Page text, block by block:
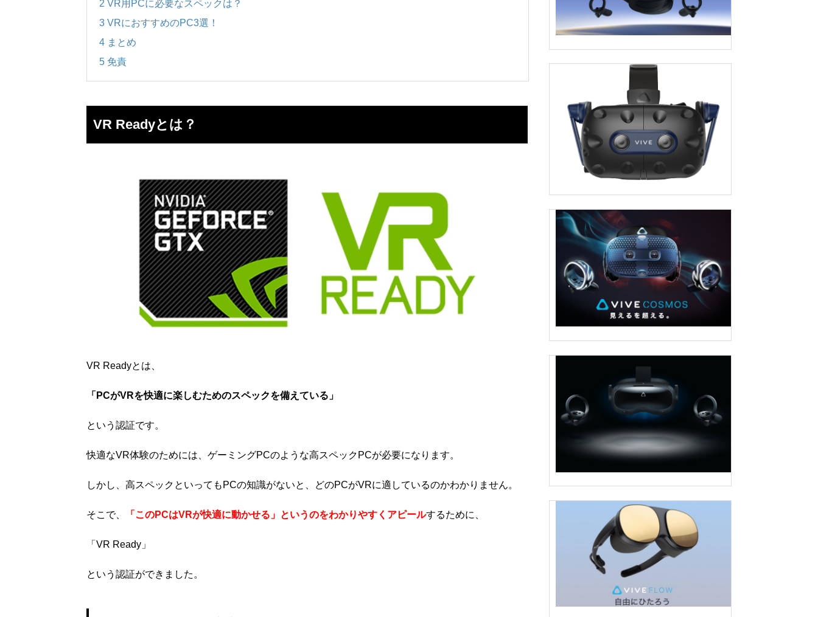
2 VR用PCに必要なスペックは？
3 VRにおすすめのPC3選！
4 まとめ
5 免責
VR Readyとは？
VR Readyとは、
「PCがVRを快適に楽しむためのスペックを備えている」
という認証です。
快適なVR体験のためには、ゲーミングPCのような高スペックPCが必要になります。
しかし、高スペックといってもPCの知識がないと、どのPCがVRに適しているのかわかりません。
そこで、 「このPCはVRが快適に動かせる」というのをわかりやすくアピールするために、
「VR Ready」
という認証ができました。